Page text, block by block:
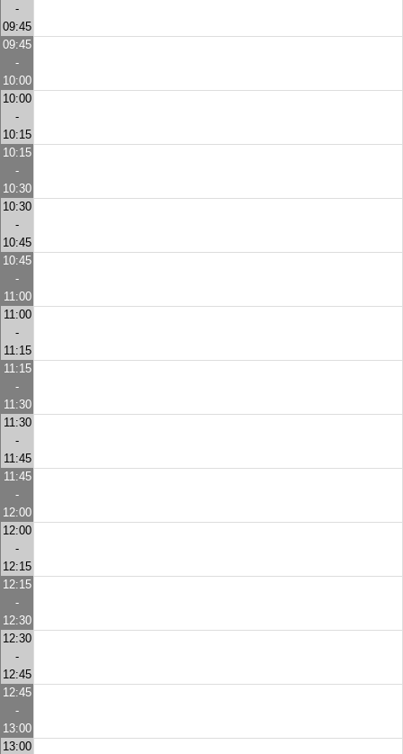
-
09:45
09:45
-
10:00
10:00
-
10:15
10:15
-
10:30
10:30
-
10:45
10:45
-
11:00
11:00
-
11:15
11:15
-
11:30
11:30
-
11:45
11:45
-
12:00
12:00
-
12:15
12:15
-
12:30
12:30
-
12:45
12:45
-
13:00
13:00